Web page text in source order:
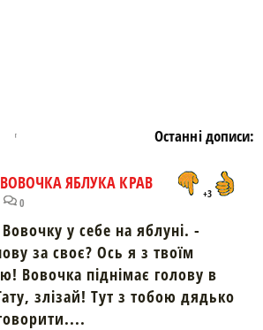
Останні дописи:
ЯБЛУКА КРАВ
0
+3
Вовочку у себе на яблуні. -
за своє? Ось я з твоїм
Вовочка піднімає голову в
злізай! Тут з тобою дядько